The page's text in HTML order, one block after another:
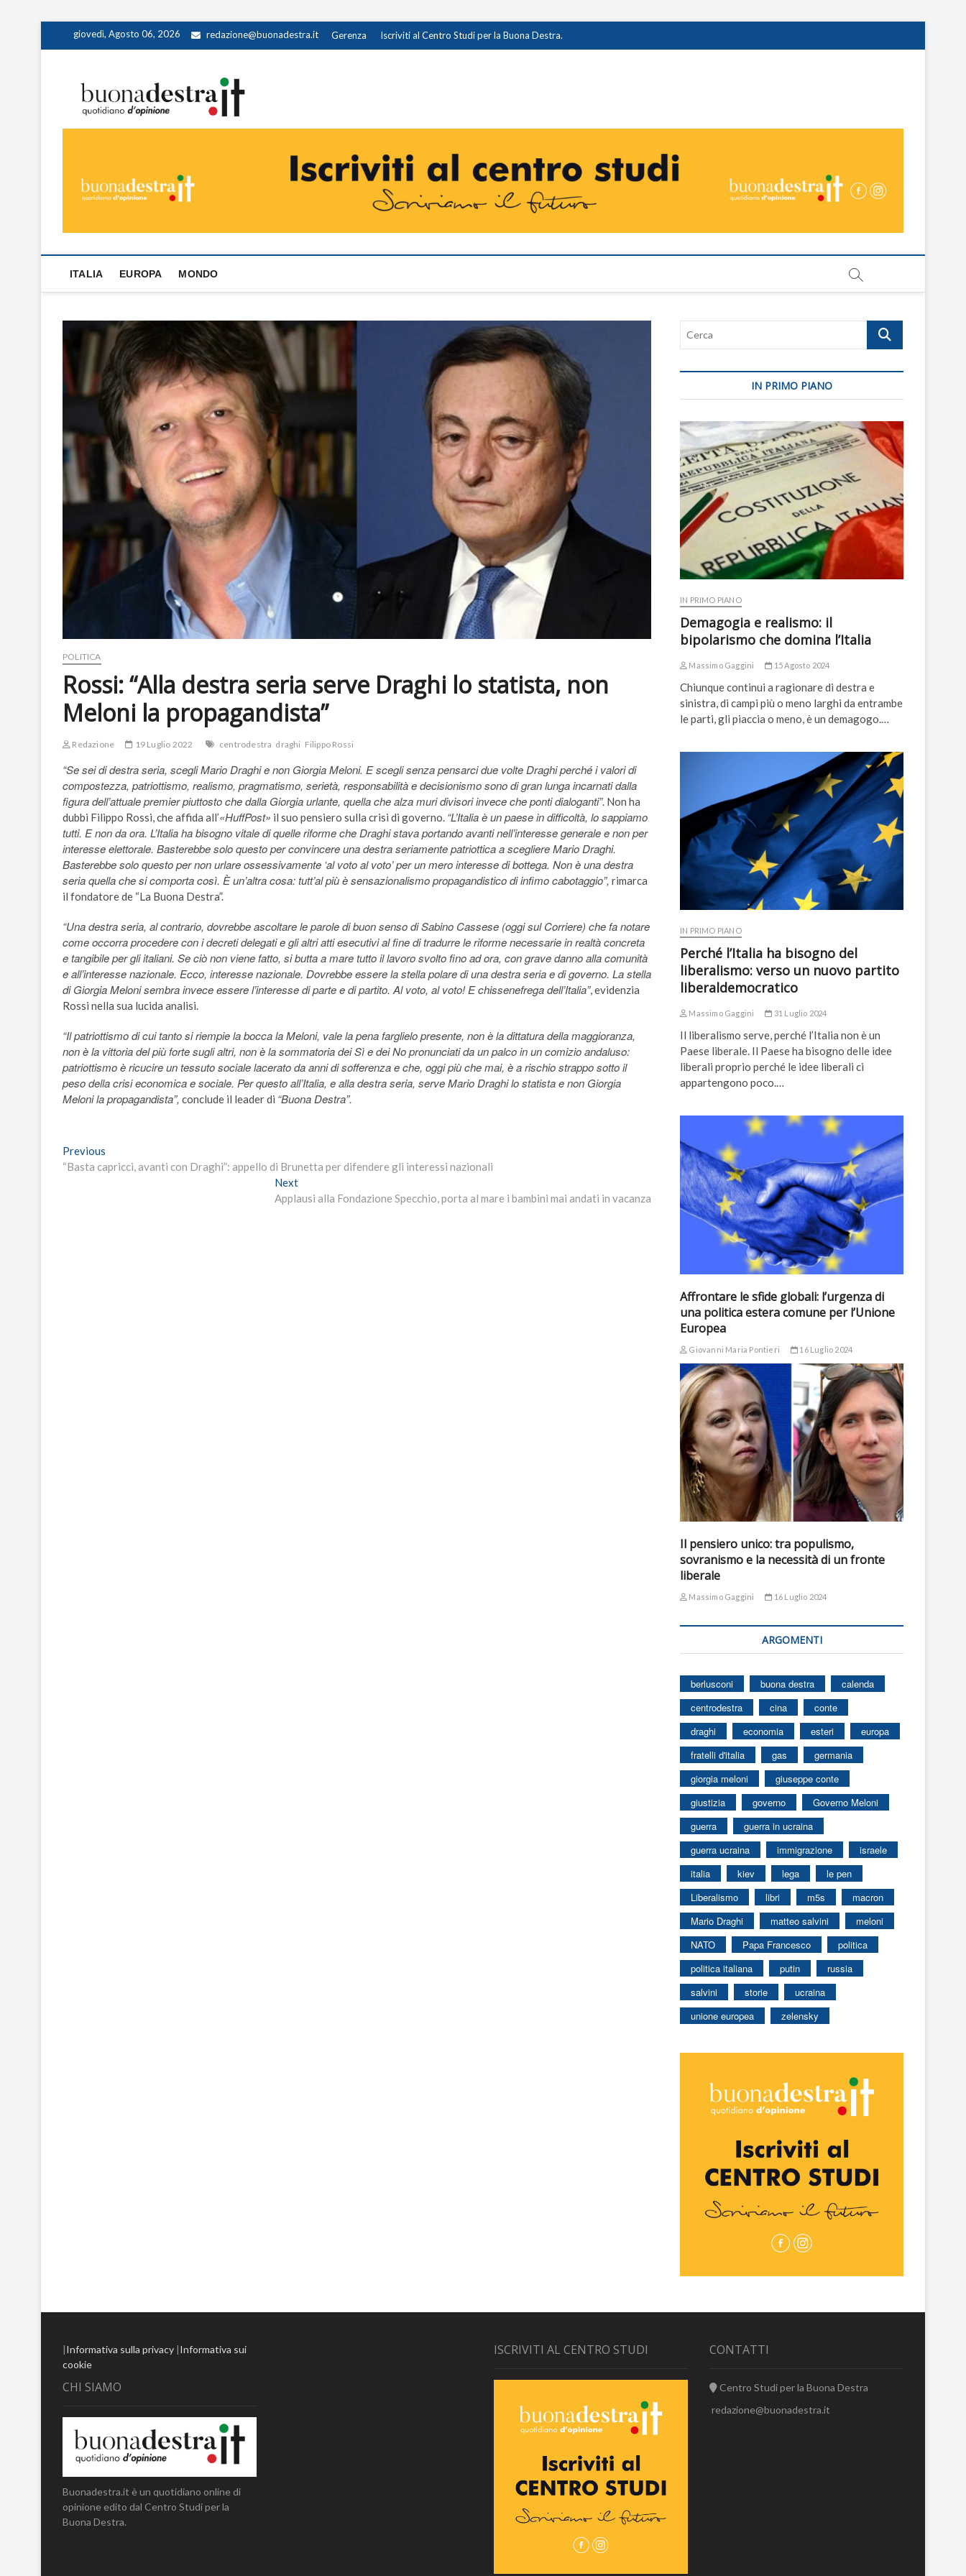
giovedì, Agosto 06, 2026 redazione@buonadestra.it Gerenza Iscriviti al Centro Studi per la Buona Destra.
ITALIA EUROPA MONDO
POLITICA
Rossi: “Alla destra seria serve Draghi lo statista, non
Meloni la propagandista”
Redazione 19 Luglio 2022 centrodestra draghi Filippo Rossi
“Se sei di destra seria, scegli Mario Draghi e non Giorgia Meloni. E scegli senza pensarci due volte Draghi perché i valori di
compostezza, patriottismo, realismo, pragmatismo, serietà, responsabilità e decisionismo sono di gran lunga incarnati dalla
figura dell’attuale premier piuttosto che dalla Giorgia urlante, quella che alza muri divisori invece che ponti dialoganti”. Non ha
dubbi Filippo Rossi, che affida all’«HuffPost» il suo pensiero sulla crisi di governo. “L’Italia è un paese in difficoltà, lo sappiamo
tutti. E non da ora. L’Italia ha bisogno vitale di quelle riforme che Draghi stava portando avanti nell’interesse generale e non per
interesse elettorale. Basterebbe solo questo per convincere una destra seriamente patriottica a scegliere Mario Draghi.
Basterebbe solo questo per non urlare ossessivamente ‘al voto al voto’ per un mero interesse di bottega. Non è una destra
seria quella che si comporta così. È un’altra cosa: tutt’al più è sensazionalismo propagandistico di infimo cabotaggio”, rimarca
il fondatore de “La Buona Destra”.
“Una destra seria, al contrario, dovrebbe ascoltare le parole di buon senso di Sabino Cassese (oggi sul Corriere) che fa notare
come occorra procedere con i decreti delegati e gli altri atti esecutivi al fine di tradurre le riforme necessarie in realtà concreta
e tangibile per gli italiani. Se ciò non viene fatto, si butta a mare tutto il lavoro svolto fino ad ora, con grave danno alla comunità
e all’interesse nazionale. Ecco, interesse nazionale. Dovrebbe essere la stella polare di una destra seria e di governo. La stella
di Giorgia Meloni sembra invece essere l’interesse di parte e di partito. Al voto, al voto! E chissenefrega dell’Italia”, evidenzia
Rossi nella sua lucida analisi.
“Il patriottismo di cui tanto si riempie la bocca la Meloni, vale la pena farglielo presente, non è la dittatura della maggioranza,
non è la vittoria del più forte sugli altri, non è la sommatoria dei Sì e dei No pronunciati da un palco in un comizio andaluso:
patriottismo è ricucire un tessuto sociale lacerato da anni di sofferenza e che, oggi più che mai, è a rischio strappo sotto il
peso della crisi economica e sociale. Per questo all’Italia, e alla destra seria, serve Mario Draghi lo statista e non Giorgia
Meloni la propagandista”, conclude il leader di “Buona Destra”.
Navigazione
articoli
Previous
post:
“Basta capricci, avanti con Draghi”: appello di Brunetta per difendere gli interessi nazionali
NextNext
post:
Applausi alla Fondazione Specchio, porta al mare i bambini mai andati in vacanza
Cerca
IN PRIMO PIANO
IN PRIMO PIANO
Demagogia e realismo: il
bipolarismo che domina l’Italia
Massimo Gaggini 15 Agosto 2024
Chiunque continui a ragionare di destra e
sinistra, di campi più o meno larghi da entrambe
le parti, gli piaccia o meno, è un demagogo.…
IN PRIMO PIANO
Perché l’Italia ha bisogno del
liberalismo: verso un nuovo partito
liberaldemocratico
Massimo Gaggini 31 Luglio 2024
Il liberalismo serve, perché l’Italia non è un
Paese liberale. Il Paese ha bisogno delle idee
liberali proprio perché le idee liberali ci
appartengono poco.…
Affrontare le sfide globali: l’urgenza di
una politica estera comune per l’Unione
Europea
Giovanni Maria Pontieri 16 Luglio 2024
Il pensiero unico: tra populismo,
sovranismo e la necessità di un fronte
liberale
Massimo Gaggini 16 Luglio 2024
ARGOMENTI
berlusconi buona destra
calenda
centrodestra
cina
conte
draghi
economia esteri
europa
fratelli d'italia
gas
germania
giorgia meloni
giuseppe conte
giustizia
governo
Governo Meloni
guerra
guerra in ucraina
guerra ucraina
immigrazione
israele
italia
kiev lega
le pen
Liberalismo
libri m5s
macron
Mario Draghi
matteo salvini
meloni
NATO
Papa Francesco
politica
politica italiana
putin
russia
salvini
storie
ucraina
unione europea
zelensky
|Informativa sulla privacy |Informativa sui
cookie
CHI SIAMO
Buonadestra.it è un quotidiano online di
opinione edito dal Centro Studi per la
Buona Destra.
ISCRIVITI AL CENTRO STUDI CONTATTI
Centro Studi per la Buona Destra
redazione@buonadestra.it